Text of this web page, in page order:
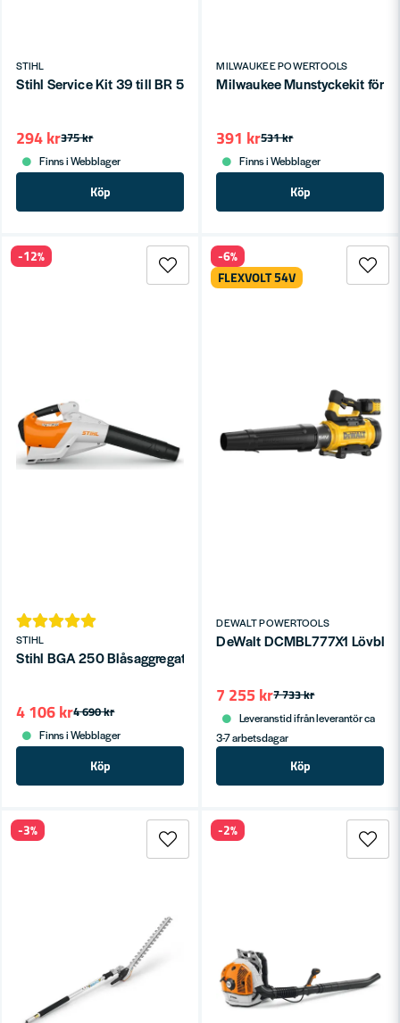
STIHL
Stihl Service Kit 39 till BR 500 550 600 700
375 kr
294 kr
Finns i Webblager
Köp
MILWAUKEE POWERTOOLS
Milwaukee Munstyckekit för
531 kr
391 kr
Finns i Webblager
Köp
STIHL
Stihl BGA 250 Blåsaggregat 36V utan batterier
4 690 kr
4 106 kr
Finns i Webblager
Köp
-12%
DEWALT POWERTOOLS
DeWalt DCMBL777X1
7 733 kr
7 255 kr
Leveranstid ifrån leverantör ca
3-7 arbetsdagar
Köp
-6%
FLEXVOLT 54V
-3% -2%